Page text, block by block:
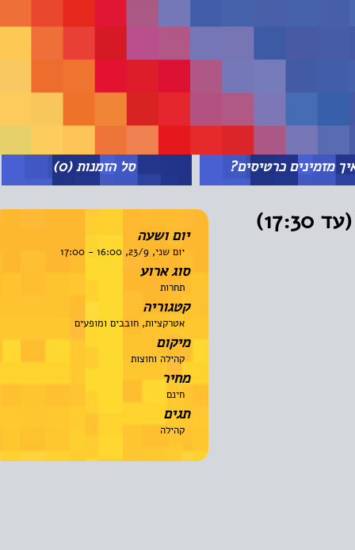
כרטיסים? סל הזמנות(0)
יום ושעה
יום שני, 23/9, 16:00 - 17:00
סוג ארוע
תחרות
קטגוריה
אטרקציות, חובבים ומופעים
מיקום
קהילה וחוצות
מחיר
חינם
תגים
קהילה